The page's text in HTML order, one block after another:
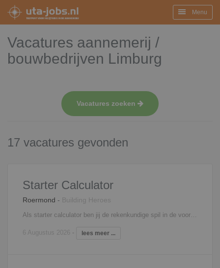
Menu
Vacatures aannemerij /
bouwbedrijven Limburg
Vacatures zoeken
17 vacatures gevonden
Starter Calculator
Roermond - Building Heroes
Als starter calculator ben jij de rekenkundige spil in de voorbereiding van uitdagende bouwprojecten. Jij zorgt ervoor dat ideeën niet alleen mooi bedacht zijn maar ook financieel kloppen en uitvoerbaar zijn in de praktijk. Je ondersteunt bij het maken van kostencalculaties en het opstellen van werkbegrotingen en duikt in tekeningen en projectdocumentatie om alles tot in detail te begrijpen. Jij ziet wat anderen missen en vertaalt complexe bouwinformatie naar heldere cijfers. Daarnaast vraag je offertes op bij leveranciers en onderaannemers en vergelijk je deze scherp op prijs kwaliteit en haalbaarheid. Je brengt kansen en risico’s in kaart zodat projecten slimmer en efficiënter kunnen worden uitgevoerd. Stap voor stap groei je door tot een volwaardig calculator die zelfstandig begrotingen en kostprijsberekeningen kan maken en steeds meer verantwoordelijkheid pakt binnen uitdagende en toonaangevende bouwprojecten.
6 Augustus 2026 - lees meer ...